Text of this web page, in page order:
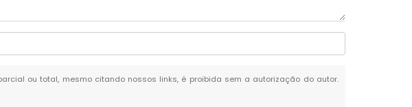
ou total, mesmo citando nossos links, é proibida sem a autorização do autor.